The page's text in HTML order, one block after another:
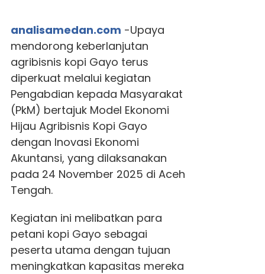
analisamedan.com -Upaya
mendorong keberlanjutan
agribisnis kopi Gayo terus
diperkuat melalui kegiatan
Pengabdian kepada Masyarakat
(PkM) bertajuk Model Ekonomi
Hijau Agribisnis Kopi Gayo
dengan Inovasi Ekonomi
Akuntansi, yang dilaksanakan
pada 24 November 2025 di Aceh
Tengah.
Kegiatan ini melibatkan para
petani kopi Gayo sebagai
peserta utama dengan tujuan
meningkatkan kapasitas mereka